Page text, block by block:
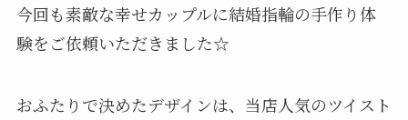
今回も素敵な幸せカップルに結婚指輪の手作り体
験をご依頼いただきました☆
おふたりで決めたデザインは、当店人気のツイスト